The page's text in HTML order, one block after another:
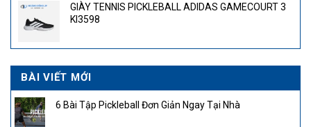
4.300.000₫.là:
GIÀY TENNIS PICKLEBALL ADIDAS GAMECOURT 3
KI3598
BÀI VIẾT MỚI
6 Bài Tập Pickleball Đơn Giản Ngay Tại Nhà